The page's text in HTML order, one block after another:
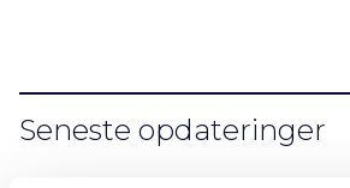
Seneste opdateringer